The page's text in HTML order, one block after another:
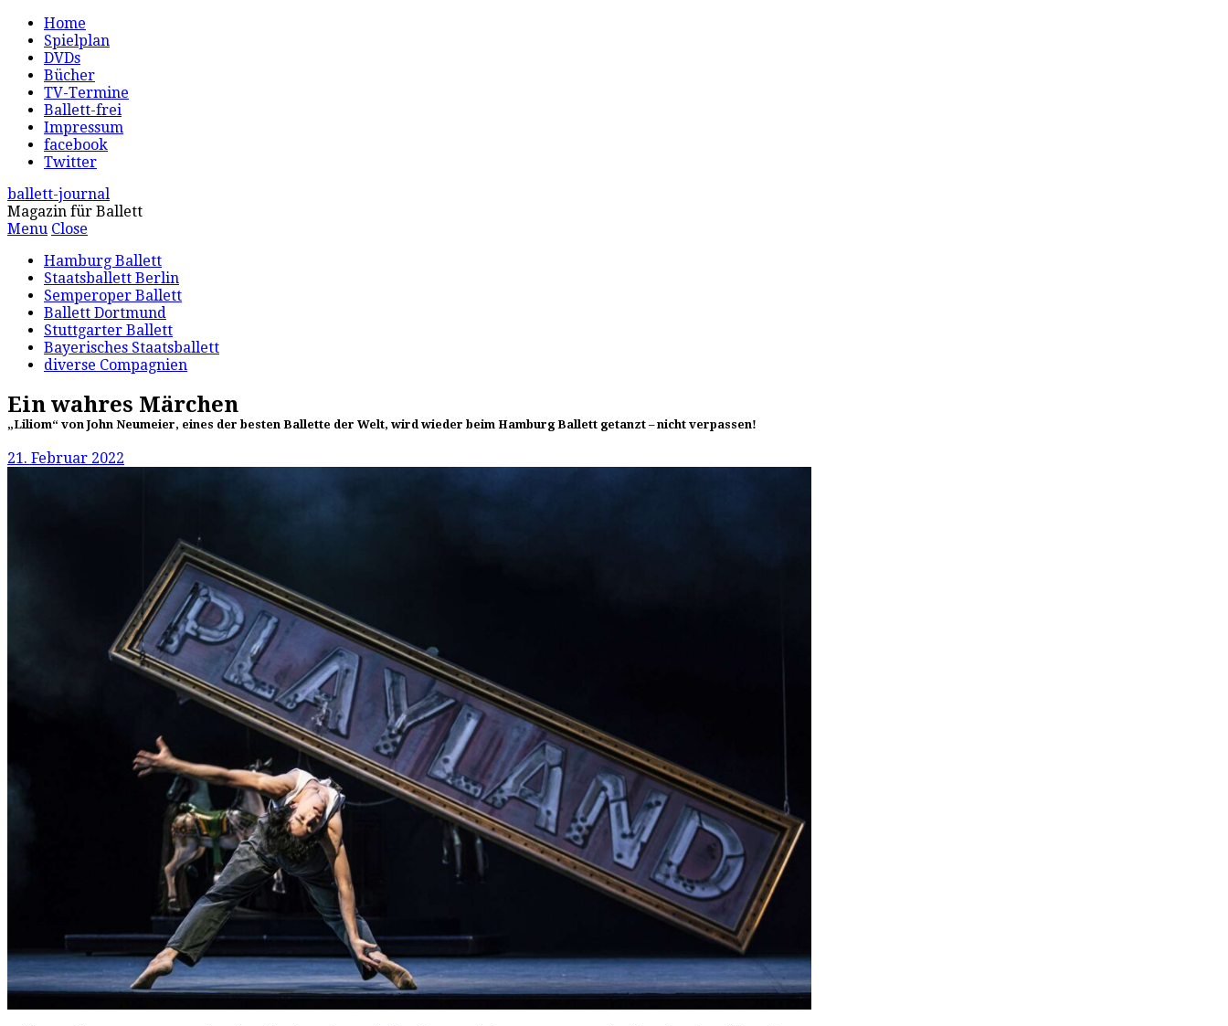
Home
Spielplan
DVDs
Bücher
TV-Termine
Ballett-frei
Impressum
facebook
Twitter
ballett-journal
Magazin für Ballett
Menu Close
Hamburg Ballett
Staatsballett Berlin
Semperoper Ballett
Ballett Dortmund
Stuttgarter Ballett
Bayerisches Staatsballett
diverse Compagnien
Ein wahres Märchen
„Liliom“ von John Neumeier, eines der besten Ballette der Welt, wird wieder beim Hamburg Ballett getanzt – nicht verpassen!
21. Februar 2022